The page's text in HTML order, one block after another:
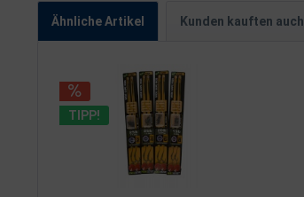
Ähnliche Artikel Kunden kauften auch
TIPP!